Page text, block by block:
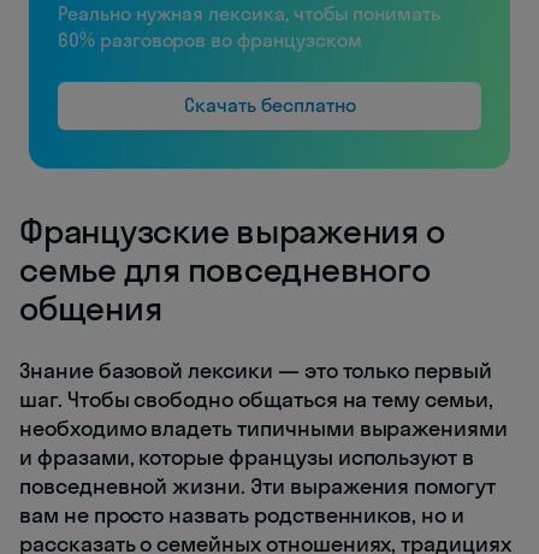
Реально нужная лексика, чтобы понимать
60% разговоров во французском
Скачать бесплатно
Французские выражения о
семье для повседневного
общения
Знание базовой лексики — это только первый
шаг. Чтобы свободно общаться на тему семьи,
необходимо владеть типичными выражениями
и фразами, которые французы используют в
повседневной жизни. Эти выражения помогут
вам не просто назвать родственников, но и
рассказать о семейных отношениях, традициях